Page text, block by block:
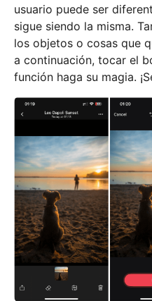
usuario puede ser
sigue siendo la misma.
los objetos o cosas que
a continuación, tocar el
función haga su magia.